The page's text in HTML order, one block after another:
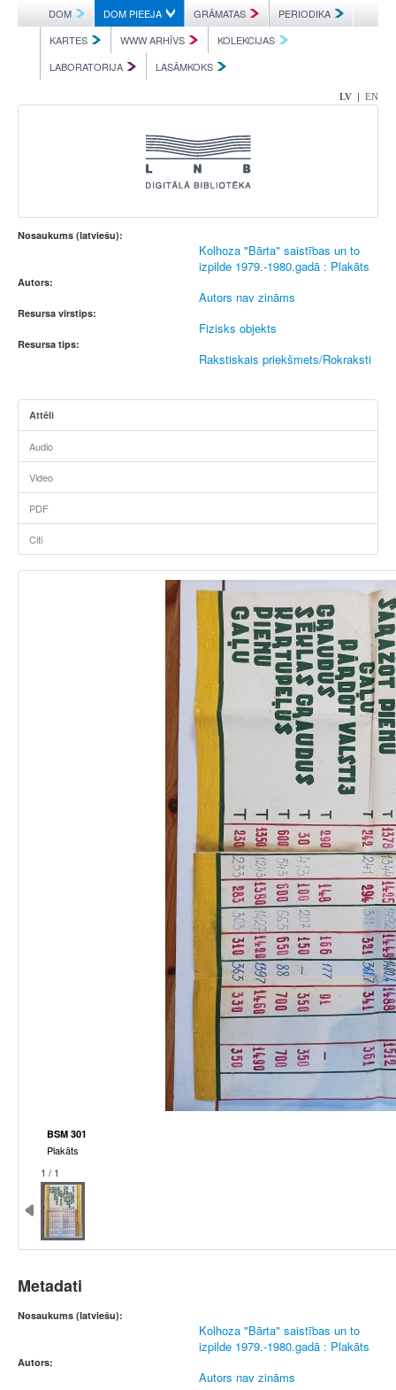
DOM DOM PIEEJA GRĀMATAS
PERIODIKA
KARTES
WWW ARHĪVS
KOLEKCIJAS
LABORATORIJA
LASĀMKOKS
LV | EN
Nosaukums (latviešu):
Kolhoza "Bārta" saistības un to
izpilde 1979.-1980.gadā : Plakāts
Autors:
Autors nav zināms
Resursa virstips:
Fizisks objekts
Resursa tips:
Rakstiskais priekšmets/Rokraksti
Attēli
Audio
Video
PDF
Citi
BSM 301
Plakāts
1 / 1
Metadati
Nosaukums (latviešu):
Kolhoza "Bārta" saistības un to
izpilde 1979.-1980.gadā : Plakāts
Autors:
Autors nav zināms